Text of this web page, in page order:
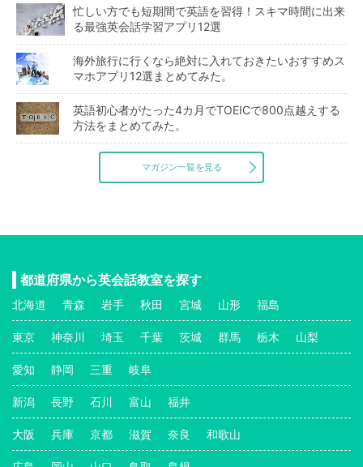
忙しい方でも短期間で英語を習得！スキマ時間に出来
る最強英会話学習アプリ12選
海外旅行に行くなら絶対に入れておきたいおすすめス
マホアプリ12選まとめてみた。
英語初心者がたった4カ月でTOEICで800点越えする
方法をまとめてみた。
マガジン一覧を見る
都道府県から英会話教室を探す
北海道 青森 岩手 秋田 宮城 山形 福島
東京 神奈川 埼玉 千葉 茨城 群馬 栃木 山梨
愛知 静岡 三重 岐阜
新潟 長野 石川 富山 福井
大阪 兵庫 京都 滋賀 奈良 和歌山